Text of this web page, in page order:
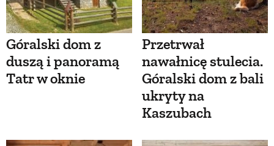
Góralski dom z
duszą i panoramą
Tatr w oknie
Przetrwał
nawałnicę stulecia.
Góralski dom z bali
ukryty na
Kaszubach